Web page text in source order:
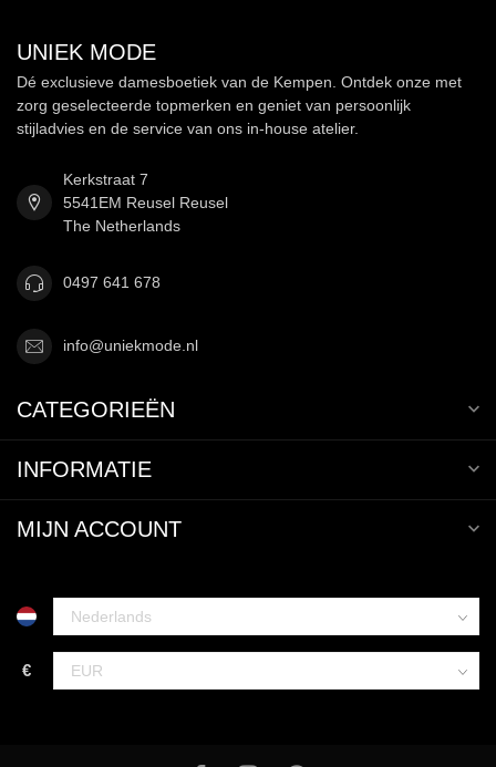
UNIEK MODE
Dé exclusieve damesboetiek van de Kempen. Ontdek onze met
zorg geselecteerde topmerken en geniet van persoonlijk
stijladvies en de service van ons in-house atelier.
Kerkstraat 7
5541EM Reusel Reusel
The Netherlands
0497 641 678
info@uniekmode.nl
CATEGORIEËN
INFORMATIE
MIJN ACCOUNT
€